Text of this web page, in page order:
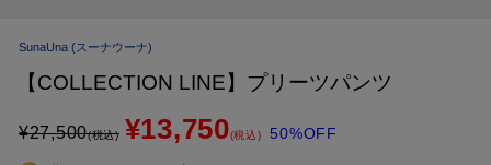
SunaUna (スーナウーナ)
【COLLECTION LINE】プリーツパンツ
¥27,500(税込) ¥13,750(税込) 50%OFF